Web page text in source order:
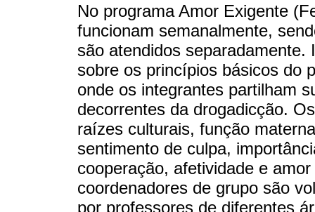
No programa Amor Exigente
funcionam semanalmente,
são atendidos
sobre os princípios básicos do
onde os integrantes partilham
decorrentes da drogadicção.
raízes culturais, função
sentimento de culpa,
cooperação, afetividade e
coordenadores de grupo são
por professores de diferentes